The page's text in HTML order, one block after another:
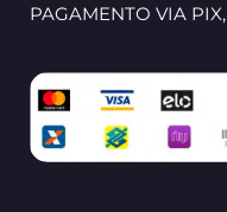
PAGAMENTO VIA